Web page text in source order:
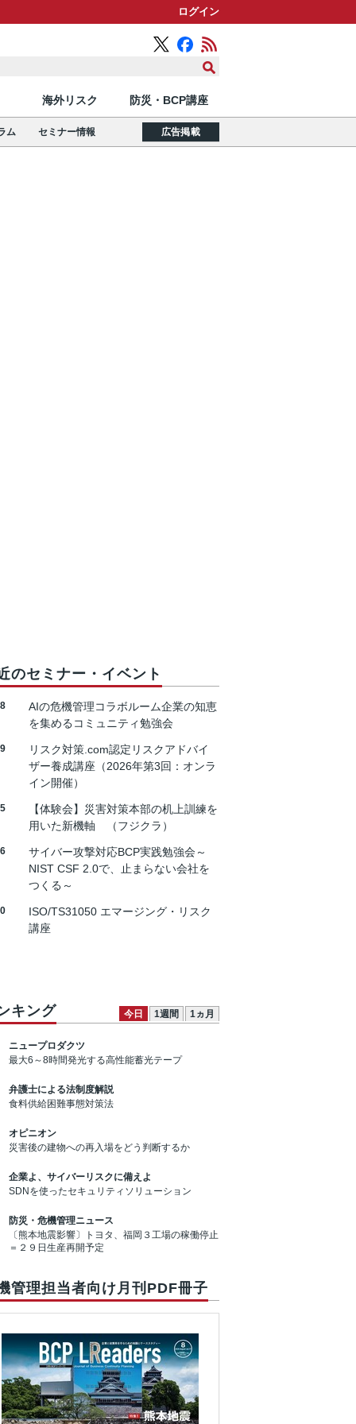
ログイン
海外リスク 防災・BCP講座
ム セミナー情報 広告掲載
のセミナー・イベント
AIの危機管理コラボルーム企業の知恵
を集めるコミュニティ勉強会
リスク対策.com認定リスクアドバイ
ザー養成講座（2026年第3回：オンラ
イン開催）
【体験会】災害対策本部の机上訓練を
用いた新機軸 （フジクラ）
サイバー攻撃対応BCP実践勉強会～
NIST CSF 2.0で、止まらない会社を
つくる～
ISO/TS31050 エマージング・リスク
講座
キング 今日 1週間 1ヵ月
ニュープロダクツ
最大6～8時間発光する高性能蓄光テープ
弁護士による法制度解説
食料供給困難事態対策法
オピニオン
災害後の建物への再入場をどう判断するか
企業よ、サイバーリスクに備えよ
SDNを使ったセキュリティソリューション
防災・危機管理ニュース
〔熊本地震影響〕トヨタ、福岡３工場の稼働停止
＝２９日生産再開予定
管理担当者向け月刊PDF冊子